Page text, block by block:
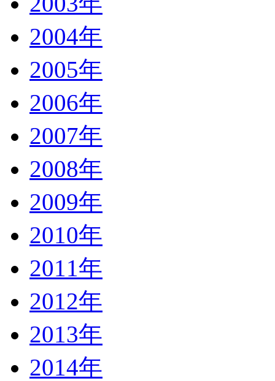
2004年
2005年
2006年
2007年
2008年
2009年
2010年
2011年
2012年
2013年
2014年